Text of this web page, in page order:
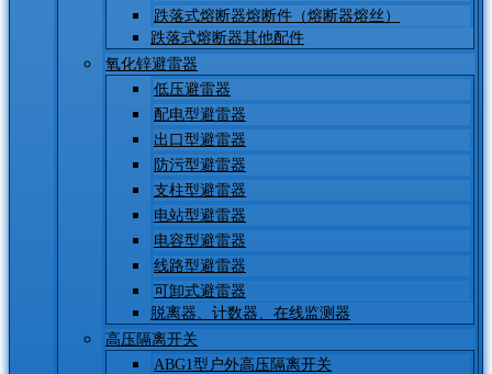
跌落式熔断器熔断件（熔断器熔丝）
跌落式熔断器其他配件
氧化锌避雷器
低压避雷器
配电型避雷器
出口型避雷器
防污型避雷器
支柱型避雷器
电站型避雷器
电容型避雷器
线路型避雷器
可卸式避雷器
脱离器、计数器、在线监测器
高压隔离开关
ABG1型户外高压隔离开关